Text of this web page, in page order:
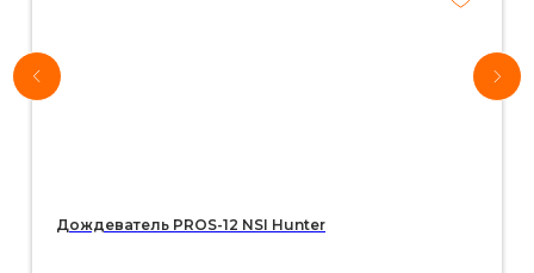
Дождеватель PROS-12 NSI Hunter
участка?
*Используются